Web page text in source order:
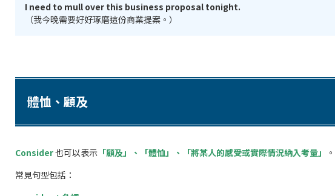
I need to mull over this business proposal tonight.
（我今晚需要好好琢磨這份商業提案。）
體恤、顧及
Consider也可以表示 「顧及」、「體恤」、「將某人的感受或實際情況納入考量」
。
常見句型包括：